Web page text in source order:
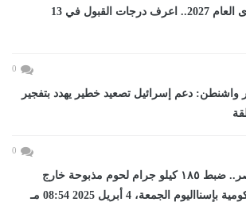
تنسيق الثانوى العام 2027.. اعرف درجات القبول في 13
0
واشنطن: دعم إسرائيل تصعيد خطير يهدد بتفجير
0
بيطرى الأقصر.. ضبط ١٨٥ كيلو جرام لحوم مذبوحة خارج
الجمعة، 4 أبريل 2025 08:54 مـ